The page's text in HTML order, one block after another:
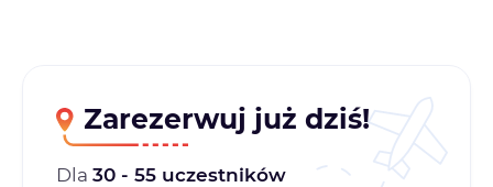
Zarezerwuj już dziś!
Dla 30 - 55 uczestników